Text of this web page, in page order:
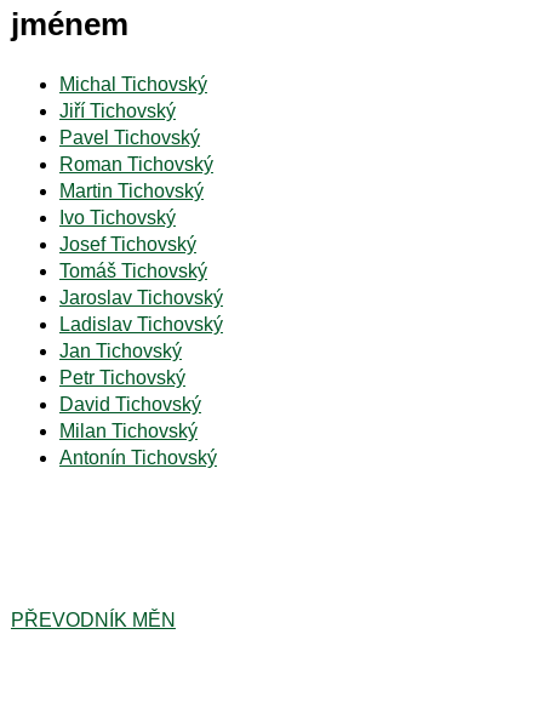
jménem
Michal Tichovský
Jiří Tichovský
Pavel Tichovský
Roman Tichovský
Martin Tichovský
Ivo Tichovský
Josef Tichovský
Tomáš Tichovský
Jaroslav Tichovský
Ladislav Tichovský
Jan Tichovský
Petr Tichovský
David Tichovský
Milan Tichovský
Antonín Tichovský
PŘEVODNÍK MĚN